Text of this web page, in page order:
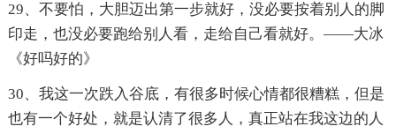
29、不要怕，大胆迈出第一步就好，没必要按着别人的脚
印走，也没必要跑给别人看，走给自己看就好。——大冰
《好吗好的》
30、我这一次跌入谷底，有很多时候心情都很糟糕，但是
也有一个好处，就是认清了很多人，真正站在我这边的人